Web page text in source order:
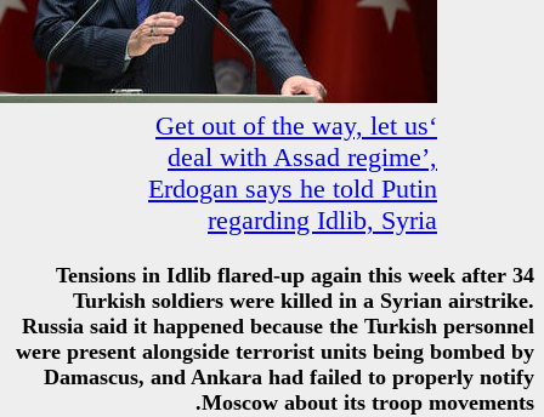
‘Get out of the
deal with
Erdogan says
regarding
Tensions in Idlib flared-up
Turkish soldiers were
Russia said it happened
were present alongside terrorist
Damascus, and Ankara had
Moscow